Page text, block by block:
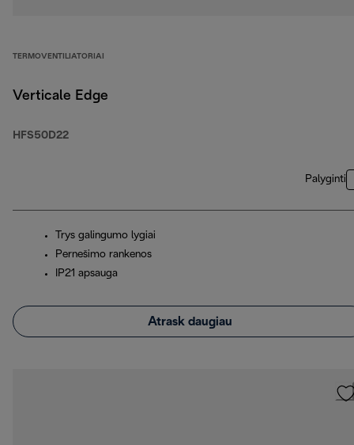
TERMOVENTILIATORIAI
Verticale Edge
HFS50D22
Palyginti
Trys galingumo lygiai
Pernešimo rankenos
IP21 apsauga
Atrask daugiau